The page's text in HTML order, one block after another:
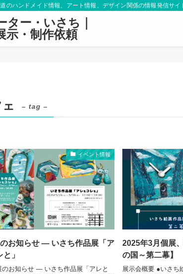
のハンドメイド情報、アート情報、デザイン関係の情報発信サイ
ー・いさち｜
示・制作依頼
– tag –
イベント情報
お知らせ — いさち作品展「ア
」
のお知らせ — いさち作品展「アレと
2025年3月個展
の国～第二幕】
展示会概要 ●いさち